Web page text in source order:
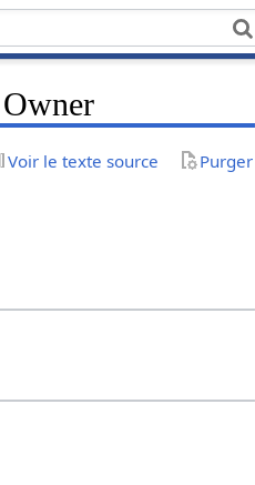
Voir le texte source Purger